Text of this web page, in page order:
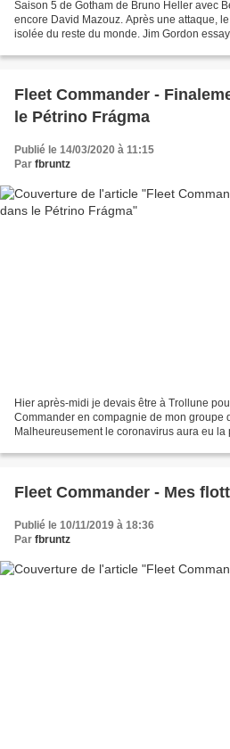
Saison 5 de Gotham de Bruno Heller avec
encore David Mazouz. Après une attaque,
isolée du reste du monde. Jim Gordon
Fleet Commander -
le Pétrino Frágma
Publié le 14/03/2020 à 11:15
Par fbruntz
Hier après-midi je devais être à Trollune
Commander en compagnie de mon groupe
Malheureusement le coronavirus aura eu la
Fleet Commander - Mes
Publié le 10/11/2019 à 18:36
Par fbruntz